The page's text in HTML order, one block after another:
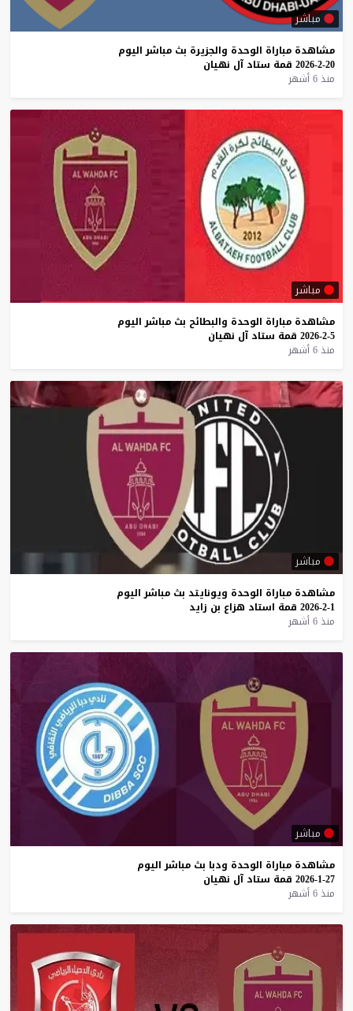
مباشر
مشاهدة مباراة الوحدة والجزيرة بث مباشر اليوم
20-2-2026
قمة ستاد آل نهيان
منذ 6 أشهر
مباشر
مشاهدة مباراة الوحدة والبطائح بث مباشر اليوم
5-2-2026
قمة ستاد آل نهيان
منذ 6 أشهر
مباشر
مشاهدة مباراة الوحدة ويونايتد بث مباشر اليوم
1-2-2026
قمة استاد هزاع بن زايد
منذ 6 أشهر
مباشر
مشاهدة مباراة الوحدة ودبا بث مباشر اليوم
27-1-2026
قمة ستاد آل نهيان
منذ 6 أشهر